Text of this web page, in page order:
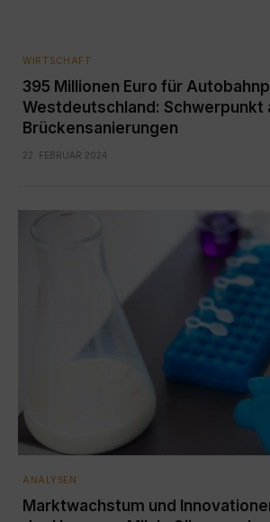
WIRTSCHAFT
395 Millionen Euro für
Westdeutschland: Schwerpunkt
Brückensanierungen
22. FEBRUAR 2024
ANALYSEN
Marktwachstum und